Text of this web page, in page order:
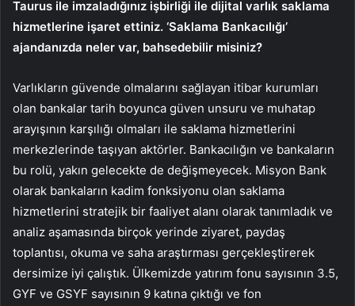
Taurus ile imzaladığınız işbirliği ile dijital varlık saklama
hizmetlerine işaret ettiniz. ‘Saklama Bankacılığı’
ajandanızda neler var, bahsedebilir misiniz?
Varlıkların güvende olmalarını sağlayan itibar kurumları
olan bankalar tarih boyunca güven unsuru ve muhatap
arayışının karşılığı olmaları ile saklama hizmetlerini
merkezlerinde taşıyan aktörler. Bankacılığın ve bankaların
bu rolü, yakın gelecekte de değişmeyecek. Misyon Bank
olarak bankaların kadim fonksiyonu olan saklama
hizmetlerini stratejik bir faaliyet alanı olarak tanımladık ve
analiz aşamasında birçok yerinde ziyaret, paydaş
toplantısı, okuma ve saha araştırması gerçekleştirerek
dersimize iyi çalıştık. Ülkemizde yatırım fonu sayısının 3.5,
GYF ve GSYF sayısının 9 katına çıktığı ve fon